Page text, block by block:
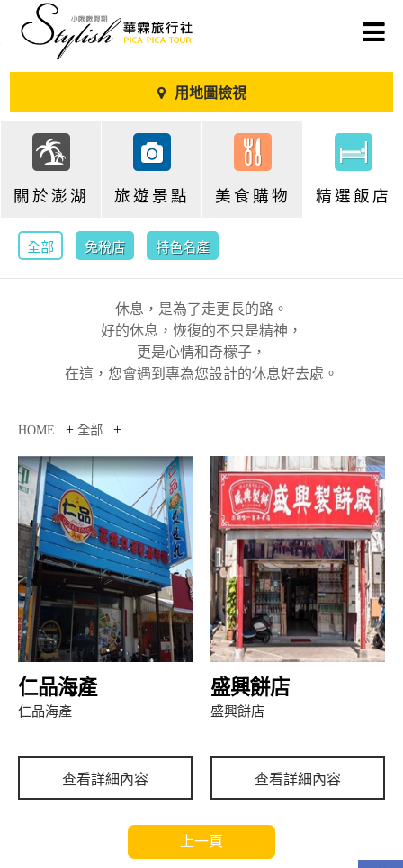
用地圖檢視
關於澎湖 旅遊景點 美食購物 精選飯店
全部 免稅店 特色名產
休息，是為了走更長的路。
好的休息，恢復的不只是精神，
更是心情和奇檬子，
在這，您會遇到專為您設計的休息好去處。
HOME + 全部 +
仁品海產
仁品海產
查看詳細內容
盛興餅店
盛興餅店
查看詳細內容
上一頁